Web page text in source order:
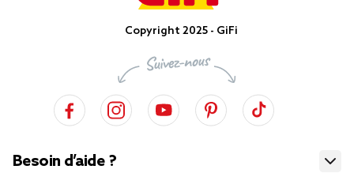
Copyright 2025 - GiFi
Besoin d’aide ?